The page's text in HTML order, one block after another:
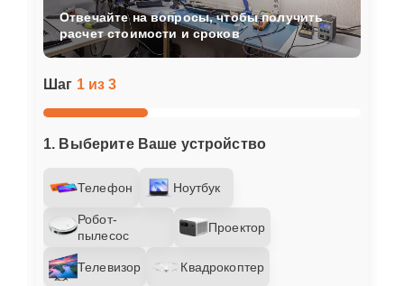
Шаг 1 из 3
1. Выберите Ваше устройство
Телефон Ноутбук
Робот-
пылесос
Проектор
Телевизор
Квадрокоптер
Отвечайте на вопросы, чтобы получить
расчет стоимости и сроков